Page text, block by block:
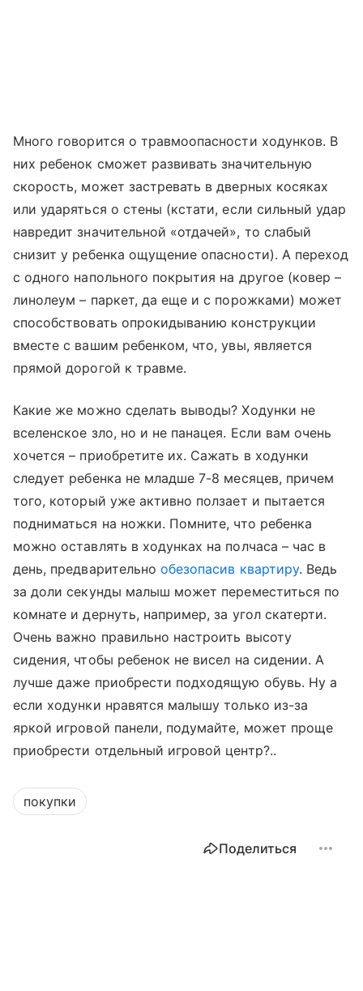
Много говорится о травмоопасности ходунков. В
них ребенок сможет развивать значительную
скорость, может застревать в дверных косяках
или ударяться о стены (кстати, если сильный удар
навредит значительной «отдачей», то слабый
снизит у ребенка ощущение опасности). А переход
с одного напольного покрытия на другое (ковер –
линолеум – паркет, да еще и с порожками) может
способствовать опрокидыванию конструкции
вместе с вашим ребенком, что, увы, является
прямой дорогой к травме.
Какие же можно сделать выводы? Ходунки не
вселенское зло, но и не панацея. Если вам очень
хочется – приобретите их. Сажать в ходунки
следует ребенка не младше 7-8 месяцев, причем
того, который уже активно ползает и пытается
подниматься на ножки. Помните, что ребенка
можно оставлять в ходунках на полчаса – час в
день, предварительнообезопасив квартиру. Ведь
за доли секунды малыш может переместиться по
комнате и дернуть, например, за угол скатерти.
Очень важно правильно настроить высоту
сидения, чтобы ребенок не висел на сидении. А
лучше даже приобрести подходящую обувь. Ну а
если ходунки нравятся малышу только из-за
яркой игровой панели, подумайте, может проще
приобрести отдельный игровой центр?..
покупки
Поделиться